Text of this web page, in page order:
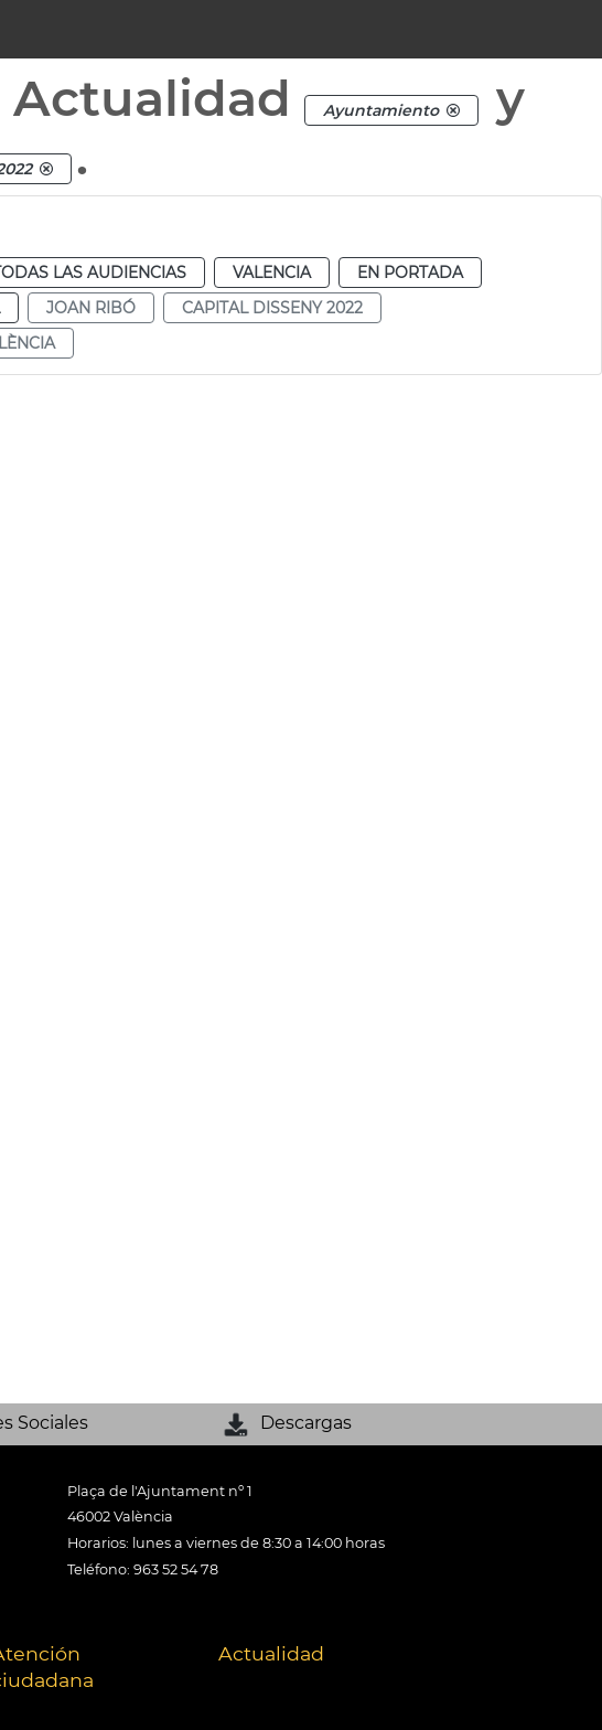
Ayuntamiento
y
.
LAS AUDIENCIAS VALENCIA
EN PORTADA
JOAN RIBÓ
CAPITAL DISSENY 2022
Sociales Descargas
Plaça de l'Ajuntament nº 1
46002 València
Horarios: lunes a viernes de 8:30 a 14:00 horas
Teléfono: 963 52 54 78
Actualidad